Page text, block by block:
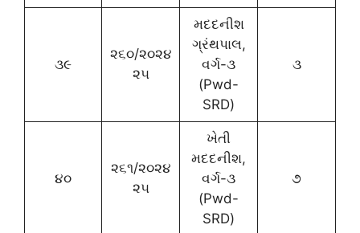
૩૯
૨૬૦/૨૦૨૪
૨૫
મદદનીશ
ગ્રંથપાલ,
વર્ગ-૩
(Pwd-
SRD)
૩
૪૦
૨૬૧/૨૦૨૪
૨૫
ખેતી
મદદનીશ,
વર્ગ-૩
(Pwd-
SRD)
૭